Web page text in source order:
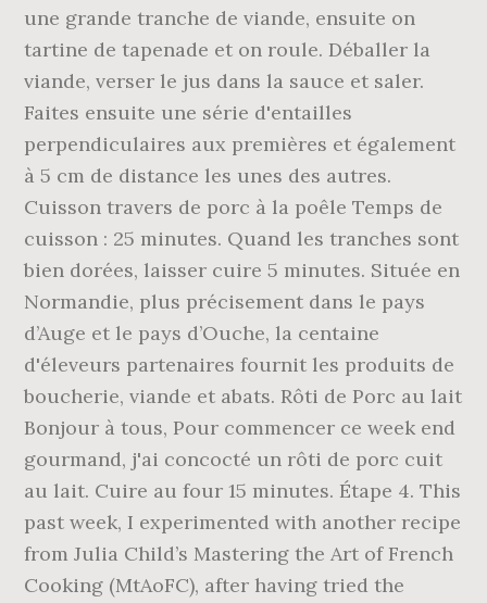
une grande tranche de viande, ensuite on
tartine de tapenade et on roule. Déballer la
viande, verser le jus dans la sauce et saler.
Faites ensuite une série d'entailles
perpendiculaires aux premières et également
à 5 cm de distance les unes des autres.
Cuisson travers de porc à la poêle Temps de
cuisson : 25 minutes. Quand les tranches sont
bien dorées, laisser cuire 5 minutes. Située en
Normandie, plus précisement dans le pays
d’Auge et le pays d’Ouche, la centaine
d'éleveurs partenaires fournit les produits de
boucherie, viande et abats. Rôti de Porc au lait
Bonjour à tous, Pour commencer ce week end
gourmand, j'ai concocté un rôti de porc cuit
au lait. Cuire au four 15 minutes. Étape 4. This
past week, I experimented with another recipe
from Julia Child’s Mastering the Art of French
Cooking (MtAoFC), after having tried the